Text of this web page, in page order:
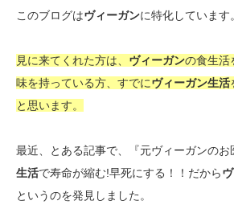
このブログはヴィーガンに特化しています。
見に来てくれた方は、 ヴィーガンの食生活
味を持っている方、すでにヴィーガン生活
と思います。
最近、とある記事で、『元ヴィーガンのお
生活で寿命が縮む!早死にする！！だから
というのを発見しました。